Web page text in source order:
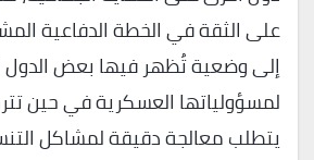
على الثقة في الخطة الدفاعية
إلى وضعية تُظهر فيها بعض الدول
لمسؤولياتها العسكرية في حين
يتطلب معالجة دقيقة لمشاكل